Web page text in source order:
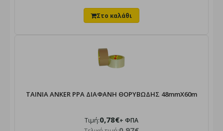
ΤΑΙΝΙΑ ANKER PPA ΔΙΑΦΑΝΗ ΘΟΡΥΒΩΔΗΣ 48mmX60m
Τιμή:0,78€+ ΦΠΑ